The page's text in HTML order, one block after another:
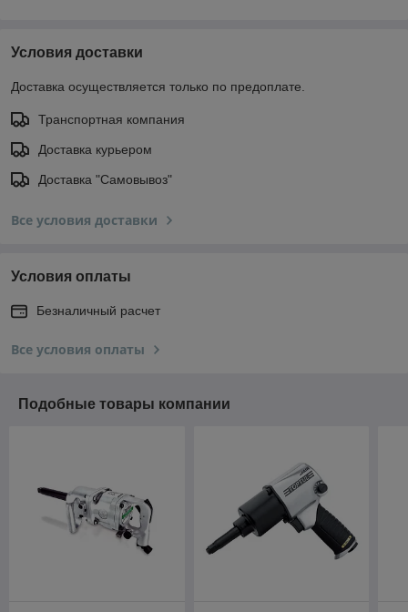
Условия доставки
Доставка осуществляется только по предоплате.
Транспортная компания
Доставка курьером
Доставка "Самовывоз"
Все условия доставки
Условия оплаты
Безналичный расчет
Все условия оплаты
Подобные товары компании